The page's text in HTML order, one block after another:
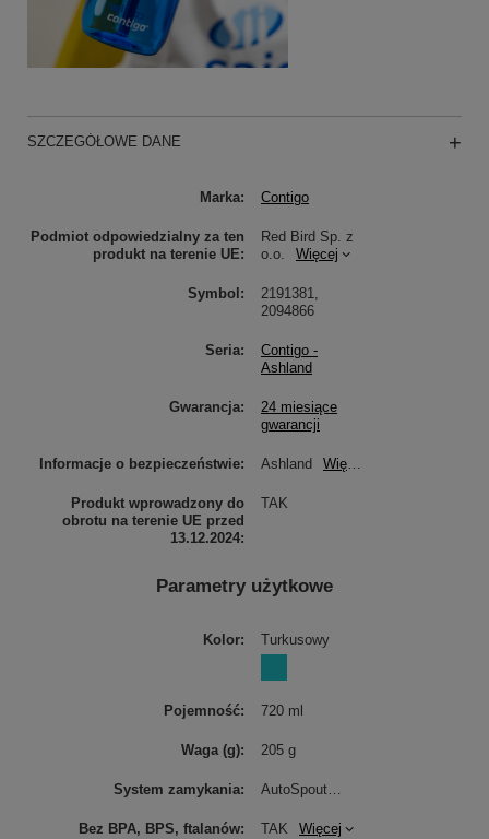
SZCZEGÓŁOWE DANE
Marka Contigo
Podmiot odpowiedzialny za ten
produkt na terenie UE
Red Bird Sp. z
o.o.
Więcej
Symbol
2191381,
2094866
Seria
Contigo -
Ashland
Gwarancja
24 miesiące
gwarancji
Informacje o bezpieczeństwie Ashland Więcej
Produkt wprowadzony do
obrotu na terenie UE przed
13.12.2024
TAK
Parametry użytkowe
Kolor Turkusowy
Pojemność 720 ml
Waga (g) 205 g
System zamykania
Bez BPA, BPS, ftalanów TAK Więcej